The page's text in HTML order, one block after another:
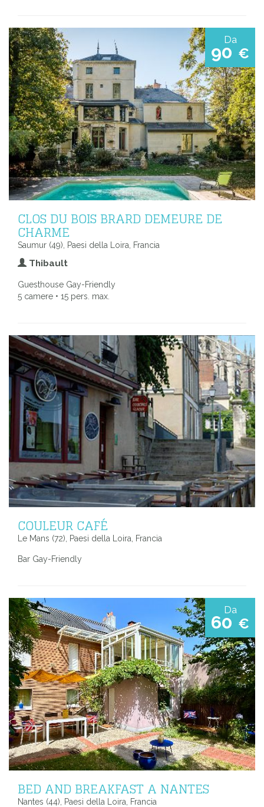
Da
90 €
CLOS DU BOIS BRARD DEMEURE DE
CHARME
Saumur (49), Paesi della Loira, Francia
Thibault
Guesthouse Gay-Friendly
5 camere • 15 pers. max.
COULEUR CAFÉ
Le Mans (72), Paesi della Loira, Francia
Bar Gay-Friendly
Da
60 €
BED AND BREAKFAST A NANTES
Nantes (44), Paesi della Loira, Francia